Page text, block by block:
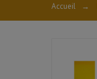
Accueil →